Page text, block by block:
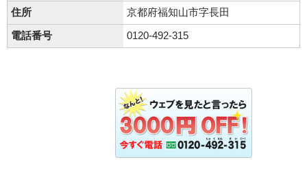
住所 京都府福知山市字長田
電話番号 0120-492-315